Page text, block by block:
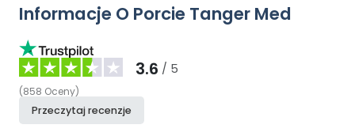
Informacje O Porcie Tanger Med
3.6 / 5
(858 Oceny)
Przeczytaj recenzje